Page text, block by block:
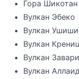
Гора Шикотан
Вулкан Эбеко
Вулкан
Вулкан
Вулкан
Вулкан